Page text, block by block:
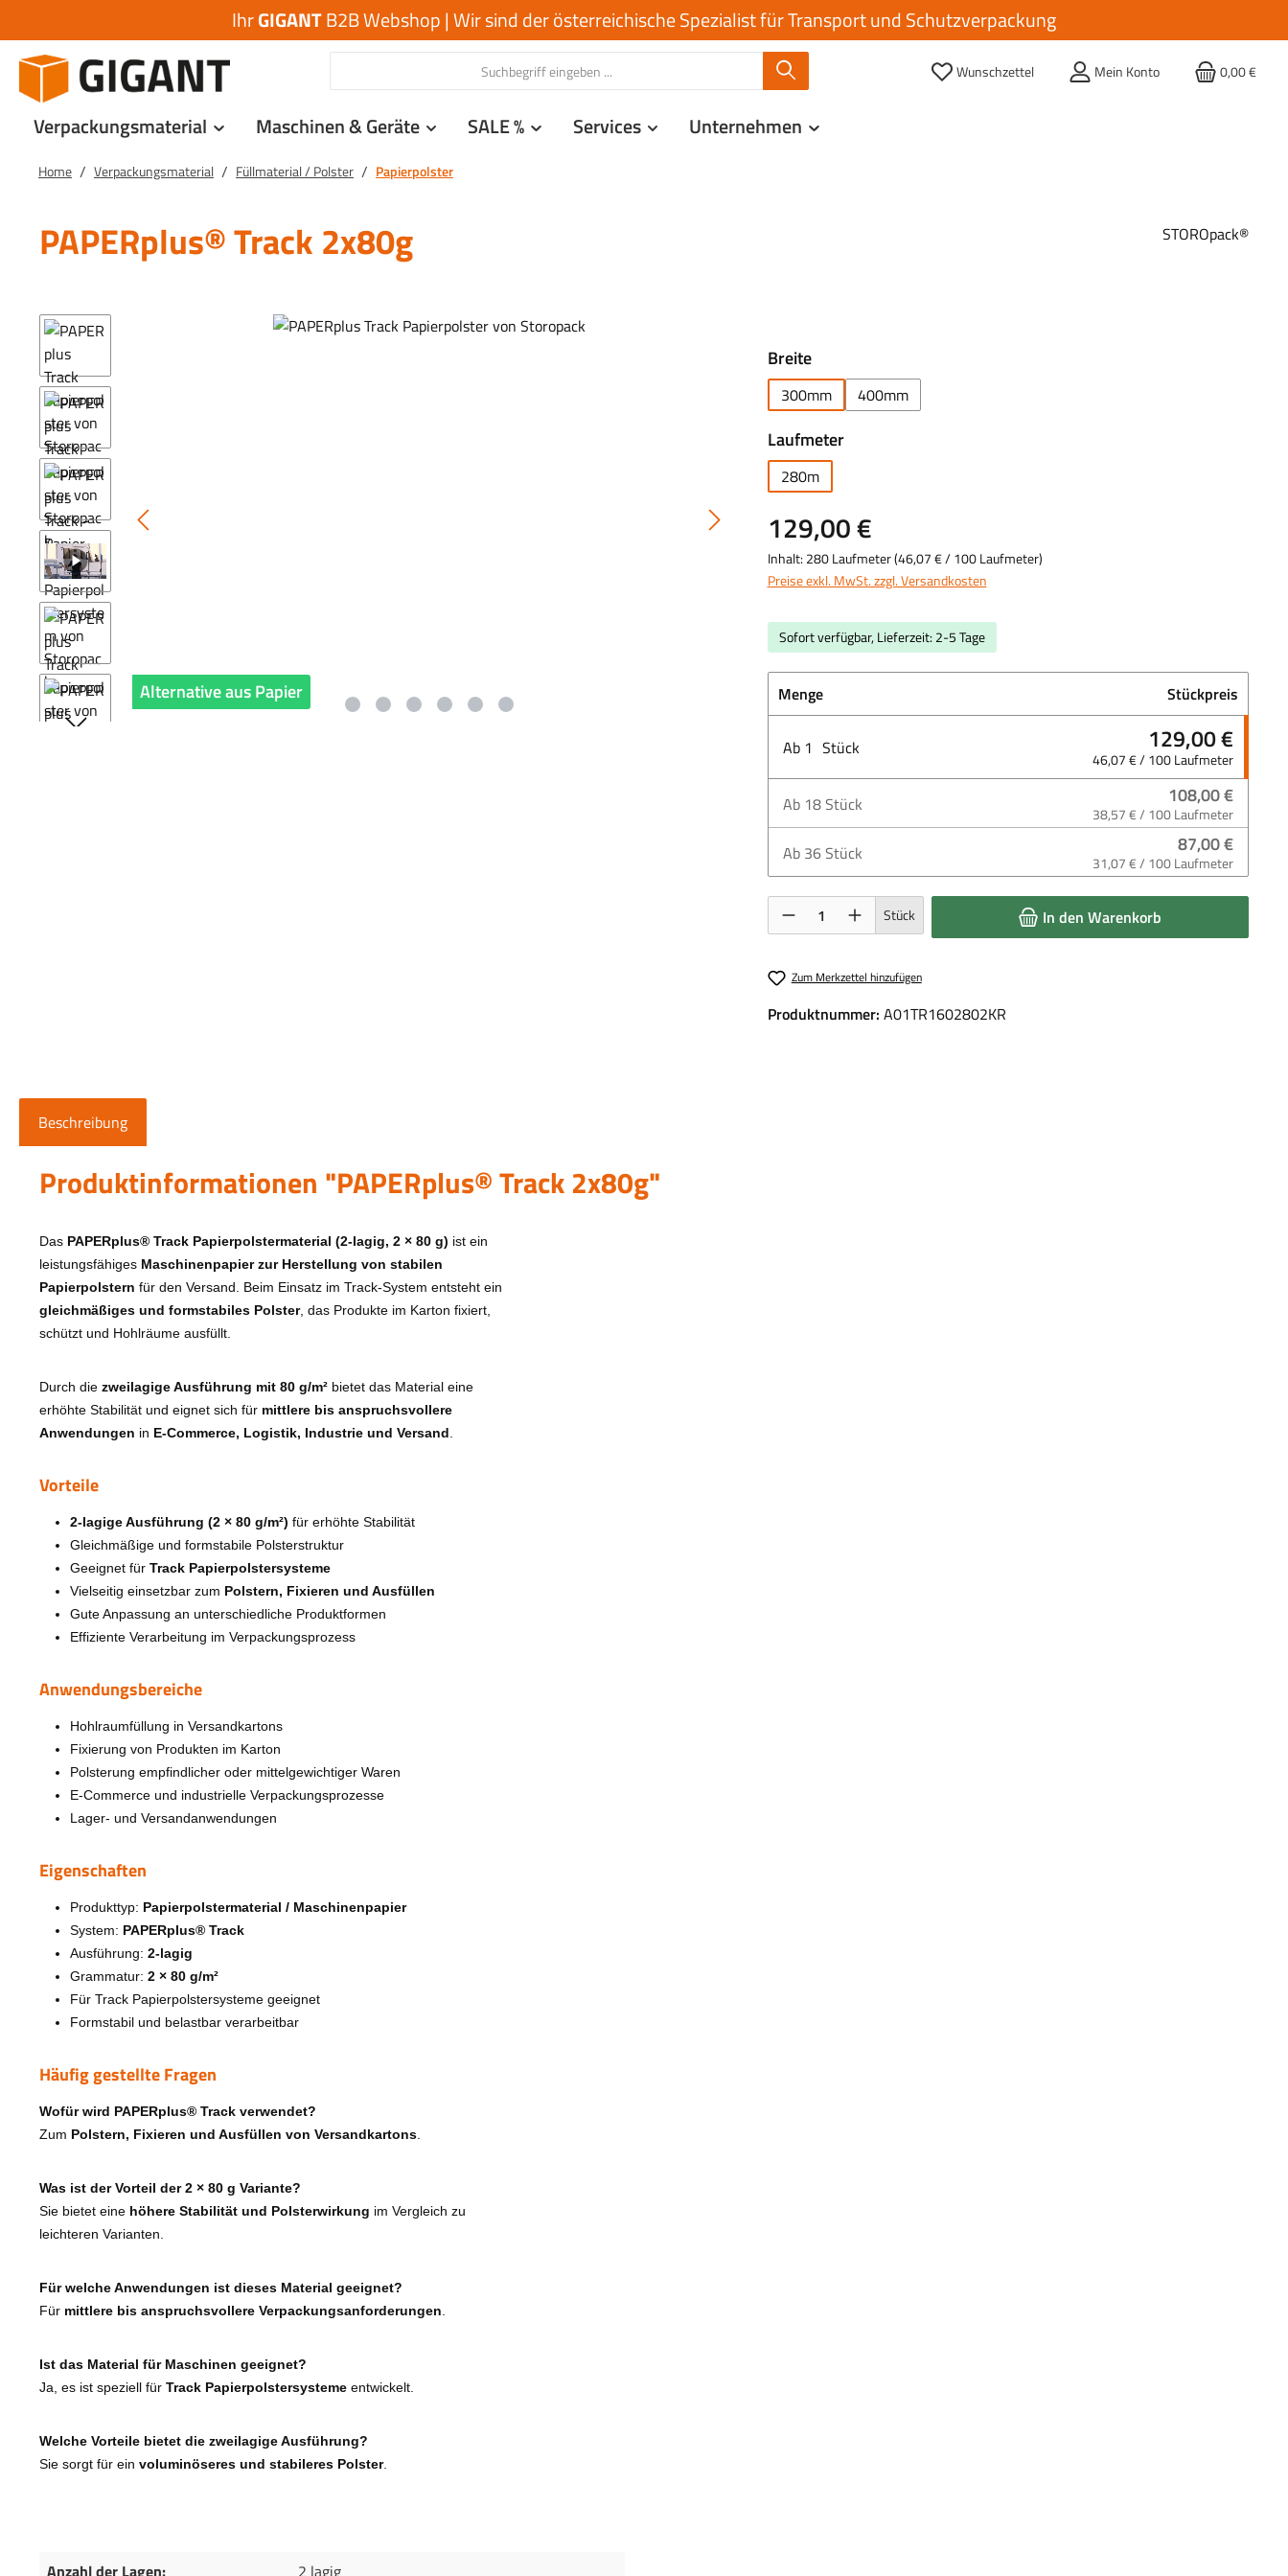
IhrGIGANTB2B Webshop | Wir sind der österreichische Spezialist für Transport und Schutzverpackung
Wunschzettel Mein Konto 0,00 €
Verpackungsmaterial Maschinen & Geräte SALE % Services Unternehmen
Home / Verpackungsmaterial / Füllmaterial / Polster / Papierpolster
PAPERplus® Track 2x80g STOROpack®
Bildergalerie überspringen
Alternative aus Papier
Breiteauswählen
300mm 400mm
Laufmeterauswählen
280m
129,00 €
Inhalt: 280 Laufmeter(46,07 €/ 100 Laufmeter)
Preise exkl. MwSt. zzgl. Versandkosten
Sofort verfügbar, Lieferzeit: 2-5 Tage
Menge Stückpreis
Ab 1 Stück 129,00 €
46,07 € / 100 Laufmeter
Ab 18Stück 108,00 €
38,57 € / 100 Laufmeter
Ab 36Stück 87,00 €
31,07 € / 100 Laufmeter
Produkt Anzahl: Gib den gewünschten Wert ein oder benutze die Schaltflächen um die
Stück In den Warenkorb
Zum Merkzettel hinzufügen
Produktnummer: A01TR1602802KR
Beschreibung
Produktinformationen "PAPERplus® Track 2x80g"
Das PAPERplus® Track Papierpolstermaterial (2-lagig, 2 × 80 g) ist ein
leistungsfähiges Maschinenpapier zur Herstellung von stabilen
Papierpolstern für den Versand. Beim Einsatz im Track-System entsteht ein
gleichmäßiges und formstabiles Polster, das Produkte im Karton fixiert,
schützt und Hohlräume ausfüllt.
Durch die zweilagige Ausführung mit 80 g/m² bietet das Material eine
erhöhte Stabilität und eignet sich für mittlere bis anspruchsvollere
Anwendungen in E-Commerce, Logistik, Industrie und Versand
Vorteile
2-lagige Ausführung (2 × 80 g/m²) für erhöhte Stabilität
Gleichmäßige und formstabile Polsterstruktur
Geeignet für Track Papierpolstersysteme
Vielseitig einsetzbar zum Polstern, Fixieren und Ausfüllen
Gute Anpassung an unterschiedliche Produktformen
Effiziente Verarbeitung im Verpackungsprozess
Anwendungsbereiche
Hohlraumfüllung in Versandkartons
Fixierung von Produkten im Karton
Polsterung empfindlicher oder mittelgewichtiger Waren
E-Commerce und industrielle Verpackungsprozesse
Lager- und Versandanwendungen
Eigenschaften
Produkttyp: Papierpolstermaterial / Maschinenpapier
System: PAPERplus® Track
Ausführung: 2-lagig
Grammatur: 2 × 80 g/m²
Für Track Papierpolstersysteme geeignet
Formstabil und belastbar verarbeitbar
Häufig gestellte Fragen
Wofür wird PAPERplus® Track verwendet?
Zum Polstern, Fixieren und Ausfüllen von Versandkartons
Was ist der Vorteil der 2 × 80 g Variante?
Sie bietet eine höhere Stabilität und Polsterwirkung im Vergleich zu
leichteren Varianten.
Für welche Anwendungen ist dieses Material geeignet?
Für mittlere bis anspruchsvollere Verpackungsanforderungen
Ist das Material für Maschinen geeignet?
Ja, es ist speziell für Track Papierpolstersysteme entwickelt.
Welche Vorteile bietet die zweilagige Ausführung?
Sie sorgt für ein voluminöseres und stabileres Polster.
Anzahl der Lagen:
2 lagig